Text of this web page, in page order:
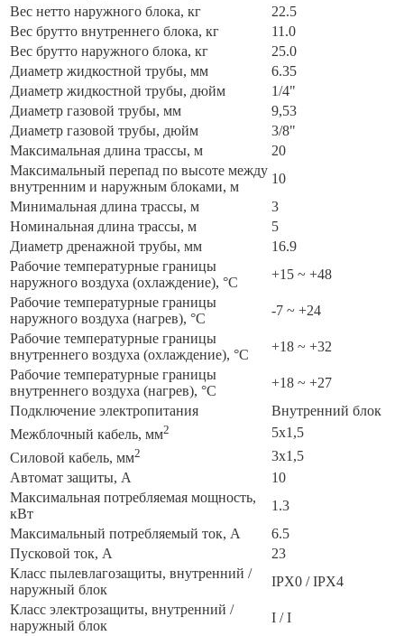
Вес нетто наружного блока, кг
22.5
Вес брутто внутреннего блока, кг
11.0
Вес брутто наружного блока, кг
25.0
Диаметр жидкостной трубы, мм
6.35
Диаметр жидкостной трубы, дюйм
1/4"
Диаметр газовой трубы, мм
9,53
Диаметр газовой трубы, дюйм
3/8"
Максимальная длина трассы, м
20
Максимальный перепад по высоте между
внутренним и наружным блоками, м
10
Минимальная длина трассы, м
3
Номинальная длина трассы, м
5
Диаметр дренажной трубы, мм
16.9
Рабочие температурные границы
наружного воздуха (охлаждение), °C
+15 ~ +48
Рабочие температурные границы
наружного воздуха (нагрев), °C
-7 ~ +24
Рабочие температурные границы
внутреннего воздуха (охлаждение), °C
+18 ~ +32
Рабочие температурные границы
внутреннего воздуха (нагрев), °C
+18 ~ +27
Подключение электропитания
Внутренний блок
Межблочный кабель, мм2
5x1,5
Силовой кабель, мм2
3x1,5
Автомат защиты, А
10
Максимальная потребляемая мощность,
кВт
1.3
Максимальный потребляемый ток, А
6.5
Пусковой ток, А
23
Класс пылевлагозащиты, внутренний /
наружный блок
IPX0 / IPX4
Класс электрозащиты, внутренний /
наружный блок
I / I